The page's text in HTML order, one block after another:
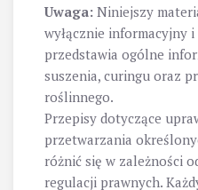
Uwaga: Niniejszy
wyłącznie informacyjny
przedstawia ogólne
suszenia, curingu oraz
roślinnego.
Przepisy dotyczące
przetwarzania
różnić się w zależności
regulacji prawnych.